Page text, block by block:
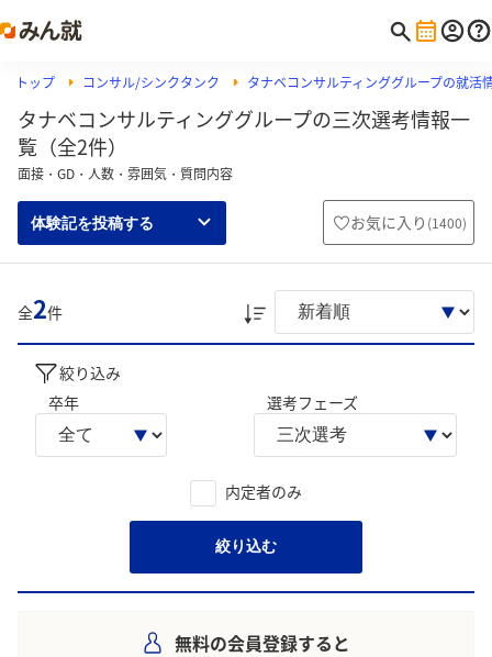
トップ コンサル/シンクタンク タナベコンサルティンググループの就活
タナベコンサルティンググループの三次選考情報一
覧（全2件）
面接・GD・人数・雰囲気・質問内容
体験記を投稿する お気に入り (1400)
全2件
絞り込み
卒年
選考フェーズ
内定者のみ
絞り込む
無料の会員登録すると